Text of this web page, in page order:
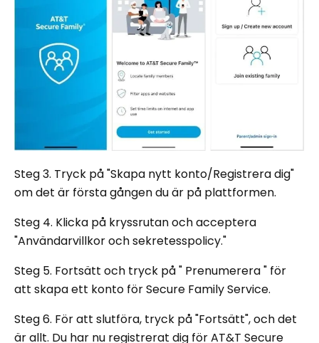
Steg 3. Tryck på "Skapa nytt konto/Registrera dig"
om det är första gången du är på plattformen.
Steg 4. Klicka på kryssrutan och acceptera
"Användarvillkor och sekretesspolicy."
Steg 5. Fortsätt och tryck på " Prenumerera " för
att skapa ett konto för Secure Family Service.
Steg 6. För att slutföra, tryck på "Fortsätt", och det
är allt. Du har nu registrerat dig för AT&T Secure